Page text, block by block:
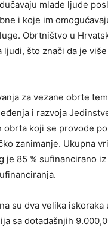
mlade ljude
i koje im
Obrtništvo u
ljudi, što znači da je
za vezane obrte
i razvoja
obrta koji se provode
zanimanje. Ukupna
85 % sufinancirano
su dva velika
sa dotadašnjih